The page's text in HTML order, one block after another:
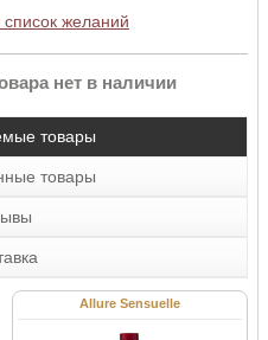
список желаний
нет в наличии
товары
товары
Allure Sensuelle